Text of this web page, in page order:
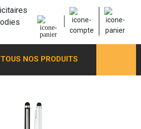
TOUS NOS PRODUITS